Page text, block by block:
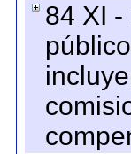
84 XI